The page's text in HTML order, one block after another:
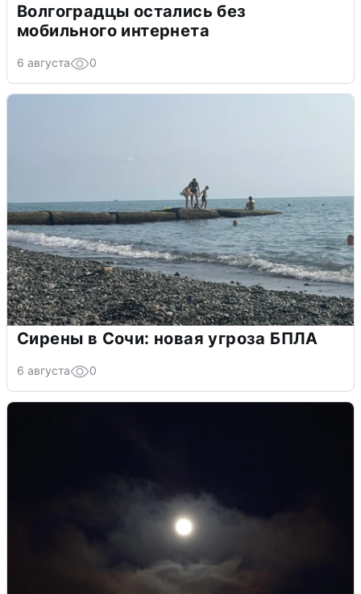
Волгоградцы остались без
мобильного интернета
6 августа 0
Сирены в Сочи: новая угроза БПЛА
6 августа 0